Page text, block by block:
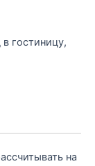
гостиницу,
на